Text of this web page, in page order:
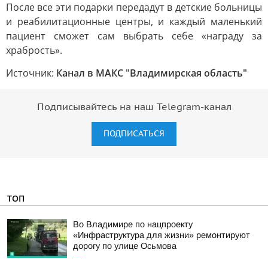
После все эти подарки передадут в детские больницы
и реабилитационные центры, и каждый маленький
пациент сможет сам выбрать себе «награду за
храбрость».
Источник: Канал в МАКС "Владимирская область"
Подписывайтесь на наш Telegram-канал
ПОДПИСАТЬСЯ
ТОП
Во Владимире по нацпроекту
«Инфраструктура для жизни» ремонтируют
дорогу по улице Осьмова